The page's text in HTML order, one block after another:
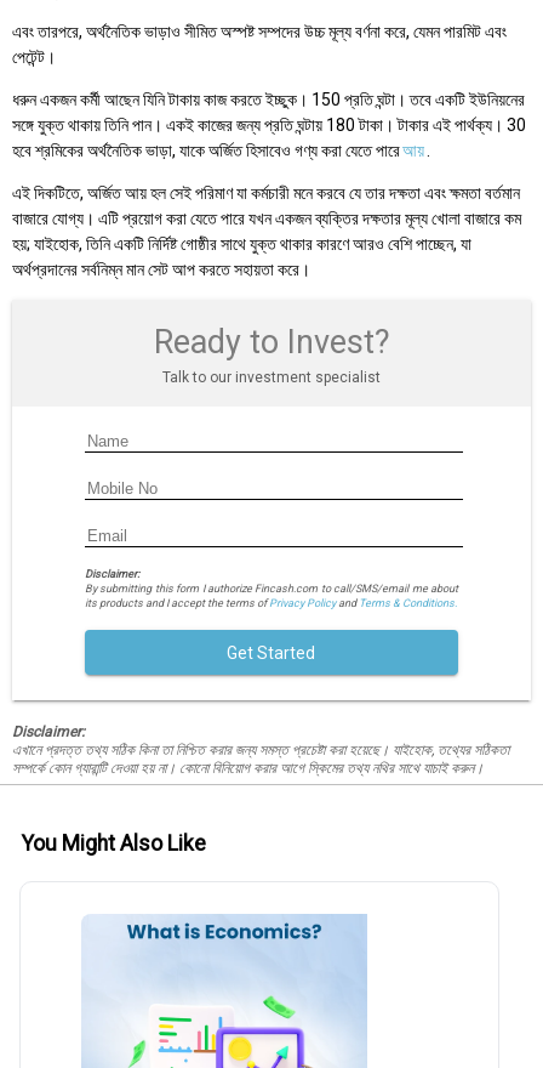
এবং তারপরে, অর্থনৈতিক ভাড়াও সীমিত অস্পষ্ট সম্পদের উচ্চ মূল্য বর্ণনা করে, যেমন পারমিট এবং
পেটেন্ট।
ধরুন একজন কর্মী আছেন যিনি টাকায় কাজ করতে ইচ্ছুক। 150 প্রতি ঘন্টা। তবে একটি ইউনিয়নের
সঙ্গে যুক্ত থাকায় তিনি পান। একই কাজের জন্য প্রতি ঘন্টায় 180 টাকা। টাকার এই পার্থক্য। 30
হবে শ্রমিকের অর্থনৈতিক ভাড়া, যাকে অর্জিত হিসাবেও গণ্য করা যেতে পারেআয়
এই দিকটিতে, অর্জিত আয় হল সেই পরিমাণ যা কর্মচারী মনে করবে যে তার দক্ষতা এবং ক্ষমতা বর্তমান
বাজারে যোগ্য। এটি প্রয়োগ করা যেতে পারে যখন একজন ব্যক্তির দক্ষতার মূল্য খোলা বাজারে কম
হয়; যাইহোক, তিনি একটি নির্দিষ্ট গোষ্ঠীর সাথে যুক্ত থাকার কারণে আরও বেশি পাচ্ছেন, যা
অর্থপ্রদানের সর্বনিম্ন মান সেট আপ করতে সহায়তা করে।
Ready to Invest?
Talk to our investment specialist
Disclaimer:
By submitting this form I authorize Fincash.com to call/SMS/email me about
its products and I accept the terms ofPrivacy Policyand Terms & Conditions.
Get Started
Disclaimer:
এখানে প্রদত্ত তথ্য সঠিক কিনা তা নিশ্চিত করার জন্য সমস্ত প্রচেষ্টা করা হয়েছে। যাইহোক, তথ্যের সঠিকতা
সম্পর্কে কোন গ্যারান্টি দেওয়া হয় না। কোনো বিনিয়োগ করার আগে স্কিমের তথ্য নথির সাথে যাচাই করুন।
You Might Also Like